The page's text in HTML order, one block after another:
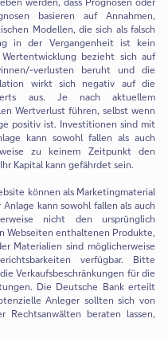
basieren auf Annahmen,
Modellen, die sich als falsch
in der Vergangenheit ist kein
bezieht sich auf
verlusten beruht und die
wirkt sich negativ auf die
aus. Je nach aktuellem
Wertverlust führen, selbst wenn
positiv ist. Investitionen sind mit
kann sowohl fallen als auch
zu keinem Zeitpunkt den
Kapital kann gefährdet sein.
können als Marketingmaterial
kann sowohl fallen als auch
nicht den ursprünglich
Webseiten enthaltenen Produkte,
Materialien sind möglicherweise
verfügbar. Bitte
Verkaufsbeschränkungen für die
Die Deutsche Bank erteilt
Anleger sollten sich von
Rechtsanwälten beraten lassen,